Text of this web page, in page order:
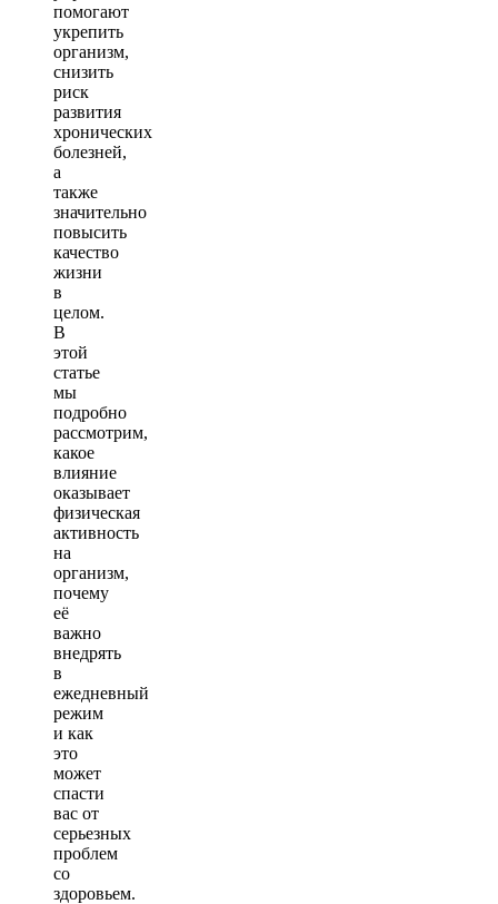
помогают
укрепить
организм,
снизить
риск
развития
хронических
болезней,
а
также
значительно
повысить
качество
жизни
в
целом.
В
этой
статье
мы
подробно
рассмотрим,
какое
влияние
оказывает
физическая
активность
на
организм,
почему
её
важно
внедрять
в
ежедневный
режим
и как
это
может
спасти
вас от
серьезных
проблем
со
здоровьем.